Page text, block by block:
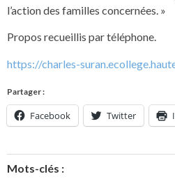
l’action des familles concernées. »
Propos recueillis par téléphone.
https://charles-
Partager :
Facebook Twitter
Mots-clés :